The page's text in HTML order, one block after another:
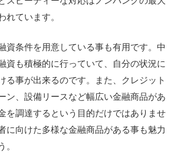
れています。
資条件を用意している事も有用です。中
資も積極的に行っていて、自分の状況に
る事が出来るのです。また、クレジット
ン、設備リースなど幅広い金融商品があ
を調達するという目的だけではありませ
に向けた多様な金融商品がある事も魅力